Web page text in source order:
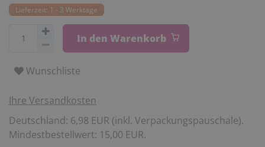
Lieferzeit: 1 - 3 Werktage
In den Warenkorb
Wunschliste
Ihre Versandkosten
Deutschland: 6,98 EUR (inkl. Verpackungspauschale).
Mindestbestellwert: 15,00 EUR.